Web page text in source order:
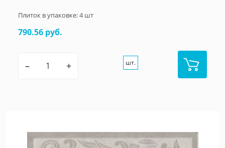
Плиток в упаковке:4шт
790.56 руб.
– + шт.